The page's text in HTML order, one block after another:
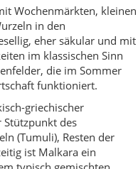
– mit Käseverkostung,
Picknickplätzen an
einen ehrlichen
stammen aus
sind in den Alltag
erzählen von früheren